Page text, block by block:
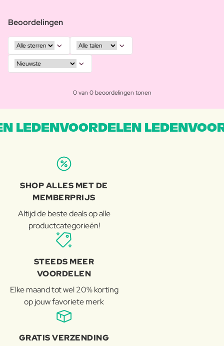
Beoordelingen
0 van 0 beoordelingen tonen
LEDENVOORDELEN
SHOP ALLES MET DE
MEMBERPRIJS
Altijd de beste deals op alle
productcategorieën!
STEEDS MEER
VOORDELEN
Elke maand tot wel 20% korting
op jouw favoriete merk
GRATIS VERZENDING